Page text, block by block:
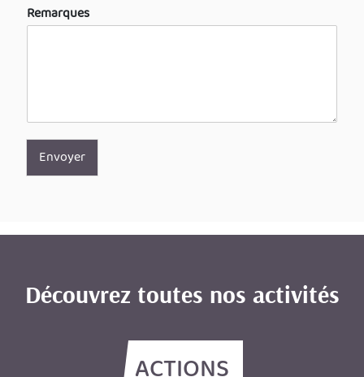
Remarques
Envoyer
Découvrez toutes nos activités